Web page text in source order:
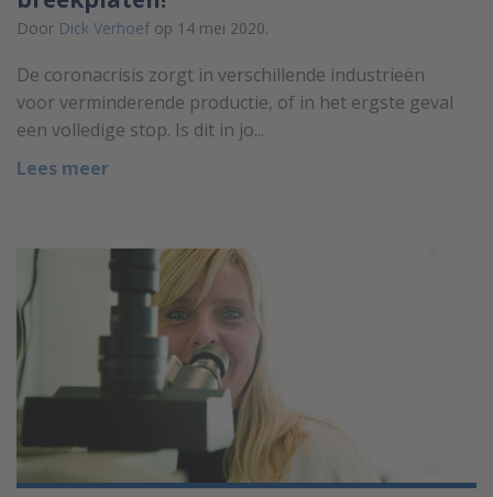
Door Dick Verhoef op 14 mei 2020.
De coronacrisis zorgt in verschillende industrieën
voor verminderende productie, of in het ergste geval
een volledige stop. Is dit in jo...
Lees meer